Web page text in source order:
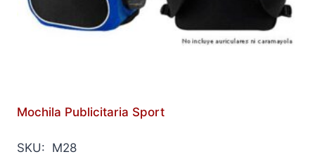
Mochila Publicitaria Sport
SKU: M28